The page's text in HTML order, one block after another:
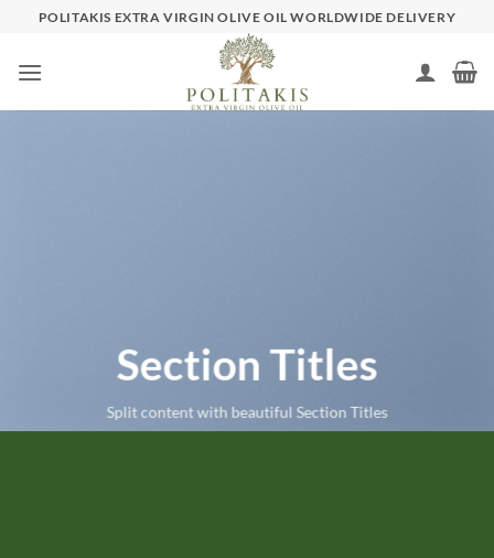
content
POLITAKIS EXTRA VIRGIN OLIVE OIL WORLDWIDE DELIVERY
Section Titles
Split content with beautiful Section Titles